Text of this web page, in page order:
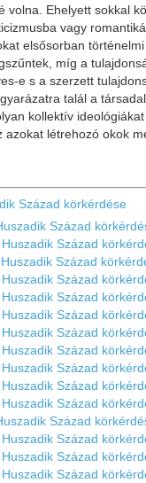
volna. Ehelyett sokkal
vagy
elsősorban
míg a
e s a szerzett
talál a
kollektív
létrehozó okok
Század körkérdése
Század
Század
Század
Század
Század
Század
Század
Század
Század
Század
Század
Század
Század
Század
Század